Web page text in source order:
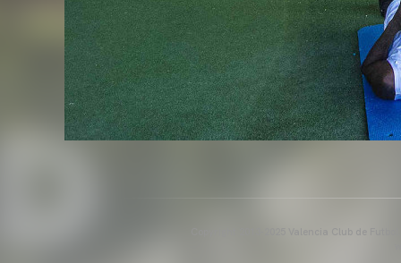
Copyright 2013-2025 Valencia Club de